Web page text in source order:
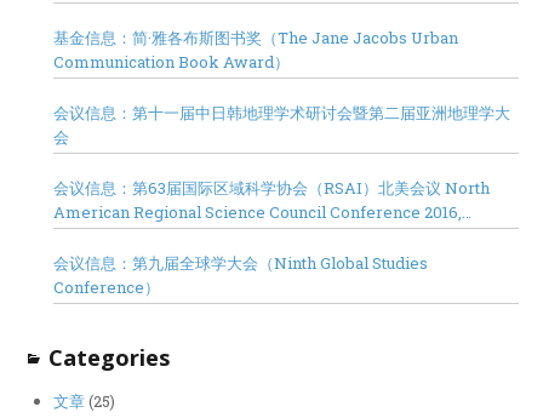
基金信息：简·雅各布斯图书奖（The Jane Jacobs Urban
Communication Book Award）
会议信息：第十一届中日韩地理学术研讨会暨第二届亚洲地理学大
会
会议信息：第63届国际区域科学协会（RSAI）北美会议 North
American Regional Science Council Conference 2016,
会议信息：第九届全球学大会（Ninth Global Studies
Conference）
Categories
文章(25)